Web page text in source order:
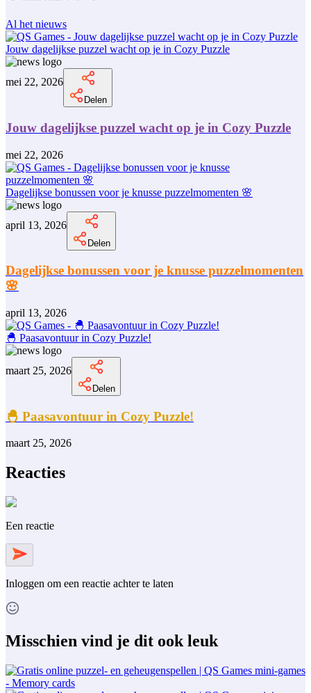
Al het nieuws
Jouw dagelijkse puzzel wacht op je in Cozy Puzzle
mei 22, 2026
Delen
Jouw dagelijkse puzzel wacht op je in Cozy Puzzle
mei 22, 2026
Dagelijkse bonussen voor je knusse puzzelmomenten 🌸
april 13, 2026
Delen
Dagelijkse bonussen voor je knusse puzzelmomenten
🌸
april 13, 2026
🐣 Paasavontuur in Cozy Puzzle!
maart 25, 2026
Delen
🐣 Paasavontuur in Cozy Puzzle!
maart 25, 2026
Reacties
Een reactie
Inloggen om een reactie achter te laten
Misschien vind je dit ook leuk